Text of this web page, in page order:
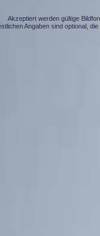
Akzeptiert werden gültige
Angaben sind optional,